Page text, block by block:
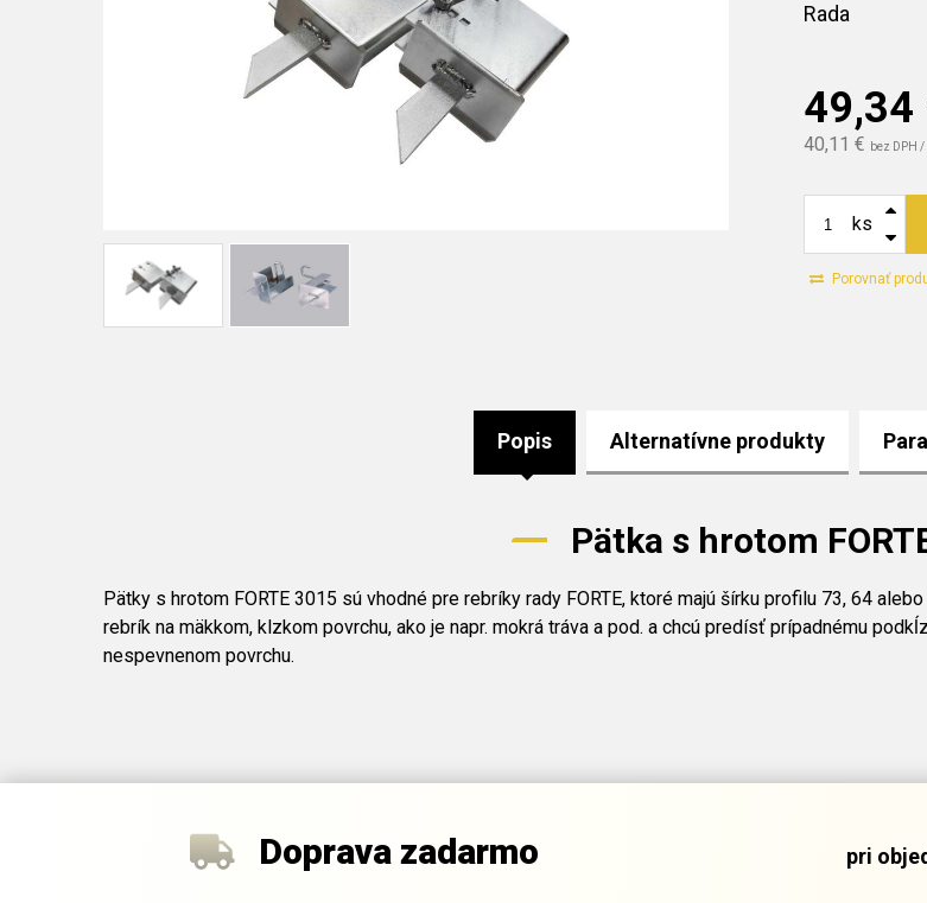
49,34
40,11 € bez DPH /
ks
Porovnať
Rada
Popis Alternatívne produkty
Pätka s hrotom
Pätky s hrotom FORTE 3015 sú vhodné pre rebríky rady FORTE, ktoré majú šírku profilu 73, 64
rebrík na mäkkom, klzkom povrchu, ako je napr. mokrá tráva a pod. a chcú predísť prípadnému
nespevnenom povrchu.
Doprava zadarmo pri